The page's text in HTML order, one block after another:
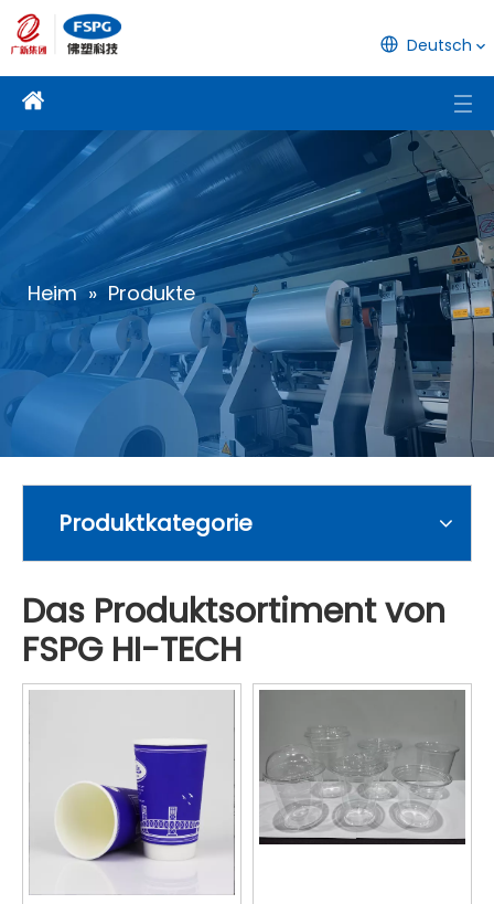
Deutsch
Heim » Produkte
Produktkategorie
Das Produktsortiment von
FSPG HI-TECH